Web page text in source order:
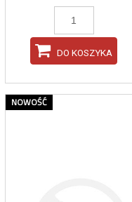
DO KOSZYKA
NOWOŚĆ